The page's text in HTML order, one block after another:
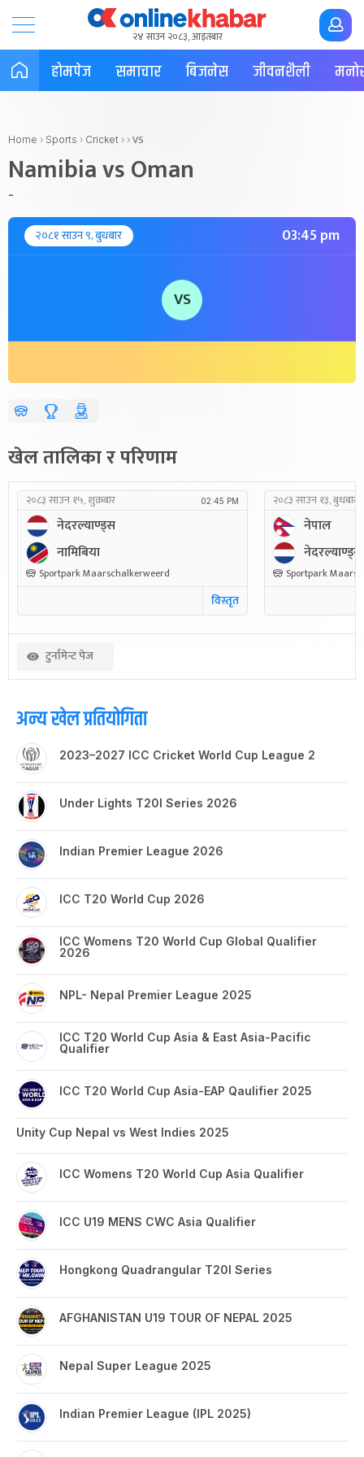
२४ साउन २०८३, आइतबार
होमपेज समाचार बिजनेस जीवनशैली
Home › Sports › Cricket › › VS
Namibia vs Oman
-
२०८१ साउन ९, बुधबार 03:45 pm
VS
खेल तालिका र परिणाम
२०८३ साउन १५, शुक्रबार 02:45 PM
नेदरल्याण्ड्स
नामिबिया
Sportpark Maarschalkerweerd
विस्तृत
२०८३ साउन १३, बुधबार
नेपाल
नेदरल्याण्ड्स
Sportpark
टुर्नामेन्ट पेज
अन्य खेल प्रतियोगिता
2023–2027 ICC Cricket World Cup League 2
Under Lights T20I Series 2026
Indian Premier League 2026
ICC T20 World Cup 2026
ICC Womens T20 World Cup Global Qualifier
2026
NPL- Nepal Premier League 2025
ICC T20 World Cup Asia & East Asia-Pacific
Qualifier
ICC T20 World Cup Asia-EAP Qaulifier 2025
Unity Cup Nepal vs West Indies 2025
ICC Womens T20 World Cup Asia Qualifier
ICC U19 MENS CWC Asia Qualifier
Hongkong Quadrangular T20I Series
AFGHANISTAN U19 TOUR OF NEPAL 2025
Nepal Super League 2025
Indian Premier League (IPL 2025)